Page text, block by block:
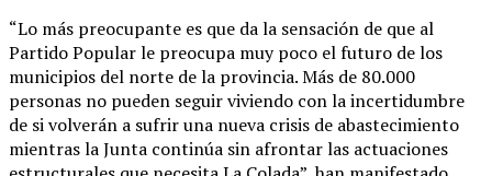
“Lo más preocupante es que da la sensación de que al
Partido Popular le preocupa muy poco el futuro de los
municipios del norte de la provincia. Más de 80.000
personas no pueden seguir viviendo con la incertidumbre
de si volverán a sufrir una nueva crisis de abastecimiento
mientras la Junta continúa sin afrontar las actuaciones